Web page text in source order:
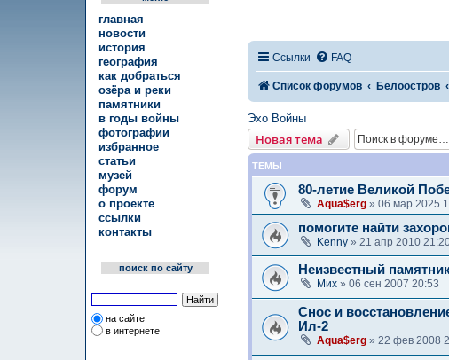
главная
новости
история
география
как добраться
озёра и реки
памятники
в годы войны
фотографии
избранное
статьи
музей
форум
о проекте
ссылки
контакты
поиск по сайту
на сайте
в интернете
Ссылки FAQ
Список форумов Белоостров
Эхо Войны
Новая тема
ТЕМЫ
80-летие Великой
Aqua$erg » 06 мар 2025
помогите найти
Kenny » 21 апр 2010
Неизвестный
Мих » 06 сен 2007 20:53
Снос и
Ил-2
Aqua$erg » 22 фев 2008